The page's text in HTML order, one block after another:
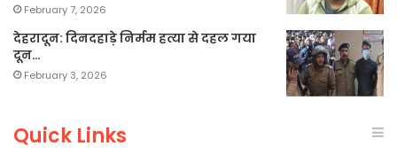
February 7, 2026
देहरादून: दिनदहाड़े निर्मम हत्या से दहल गया
दून…
February 3, 2026
Quick Links